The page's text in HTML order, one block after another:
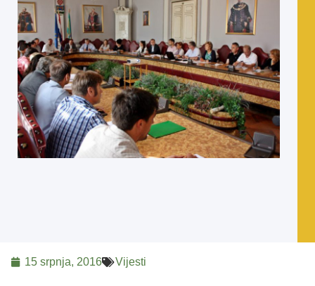
15 srpnja, 2016 Vijesti